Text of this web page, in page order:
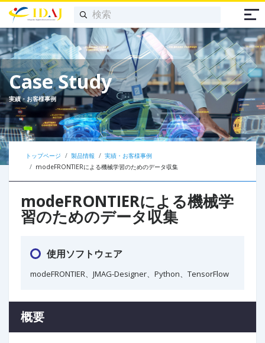
Case Study
実績・お客様事例
トップページ 製品情報
実績・お客様事例
modeFRONTIERによる機械学習のためのデータ収集​
modeFRONTIERによる機械学
習のためのデータ収集​
使用ソフトウェア
modeFRONTIER、JMAG-Designer、Python、TensorFlow
概要